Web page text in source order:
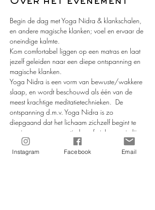
Begin de dag met Yoga Nidra & klankschalen,
en andere magische klanken; voel en ervaar de
oneindige kalmte.
Kom comfortabel liggen op een matras en laat
jezelf geleiden naar een diepe ontspanning en
magische klanken.
Yoga Nidra is een vorm van bewuste/wakkere
slaap, en wordt beschouwd als één van de
meest krachtige meditatietechnieken.  De
ontspanning d.m.v. Yoga Nidra is zo
diepgaand dat het lichaam zichzelf begint te
corrigeren, en energetisch en fysiek weer in lijn
komt.
De spanning neemt af en de kalmte neemt het
Instagram Facebook Email